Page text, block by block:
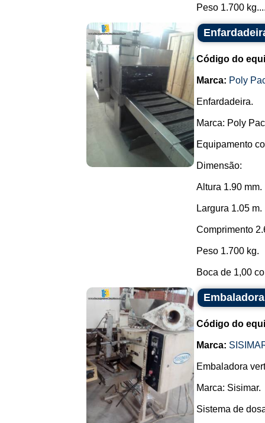
Peso 1.700
Código do
Marca: Poly
Enfardadeira.
Marca: Poly
Equipamento
Dimensão:
Altura 1.90 mm.
Largura 1.05 m.
Comprimento
Peso 1.700 kg.
Boca de 1,00
Código do
Marca:
Embaladora
Marca: Sisimar.
Sistema de